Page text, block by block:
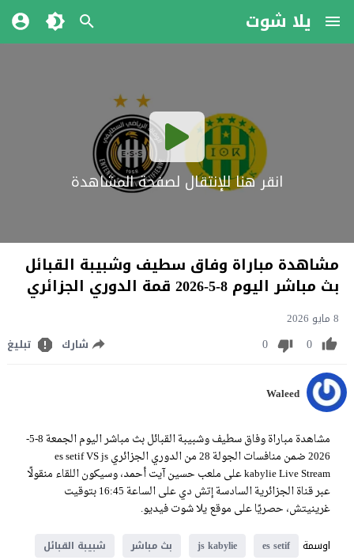
يلا شوت
انقر هنا للإنتقال لصفحة المشاهدة
مشاهدة مباراة وفاق سطيف وشبيبة القبائل
بث مباشر اليوم 8-5-2026 قمة الدوري الجزائري
8 مايو 2026
0
0 شارك تبليغ
Waleed
مشاهدة مباراة وفاق سطيف وشبيبة القبائل بث مباشر اليوم الجمعة 8-5-
2026 ضمن منافسات الجولة 28 من الدوري الجزائري es setif VS js
kabylie Live Stream على ملعب حسين آيت أحمد، وسيكون اللقاء منقولًا
عبر قناة الجزائرية السادسة إتش دي على الساعة 16:45 بتوقيت
غرينيتش، حصريًا على موقع يلا شوت فيديو.
اوسمة
es setif
js kabylie بث مباشر
شبيبة القبائل